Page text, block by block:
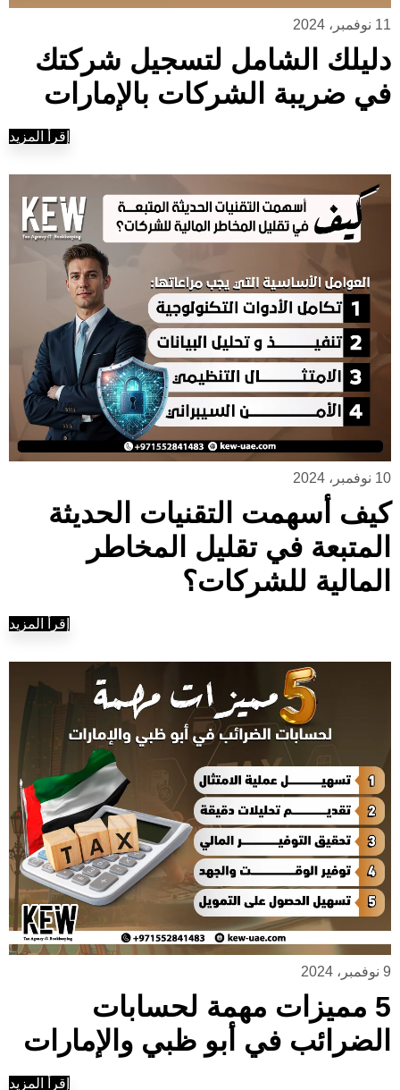
11 نوفمبر، 2024
دليلك الشامل لتسجيل شركتك
في ضريبة الشركات بالإمارات
إقرأ المزيد
10 نوفمبر، 2024
كيف أسهمت التقنيات الحديثة
المتبعة في تقليل المخاطر
المالية للشركات؟
إقرأ المزيد
9 نوفمبر، 2024
5 مميزات مهمة لحسابات
الضرائب في أبو ظبي والإمارات
إقرأ المزيد